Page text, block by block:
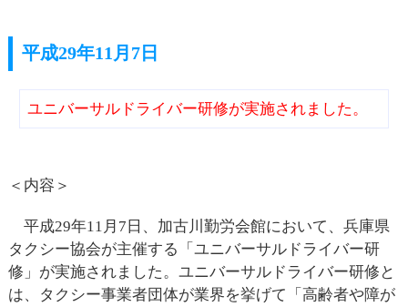
平成29年11月7日
ユニバーサルドライバー研修が実施されました。
＜内容＞
平成29年11月7日、加古川勤労会館において、兵庫県
タクシー協会が主催する「ユニバーサルドライバー研
修」が実施されました。ユニバーサルドライバー研修と
は、タクシー事業者団体が業界を挙げて「高齢者や障が